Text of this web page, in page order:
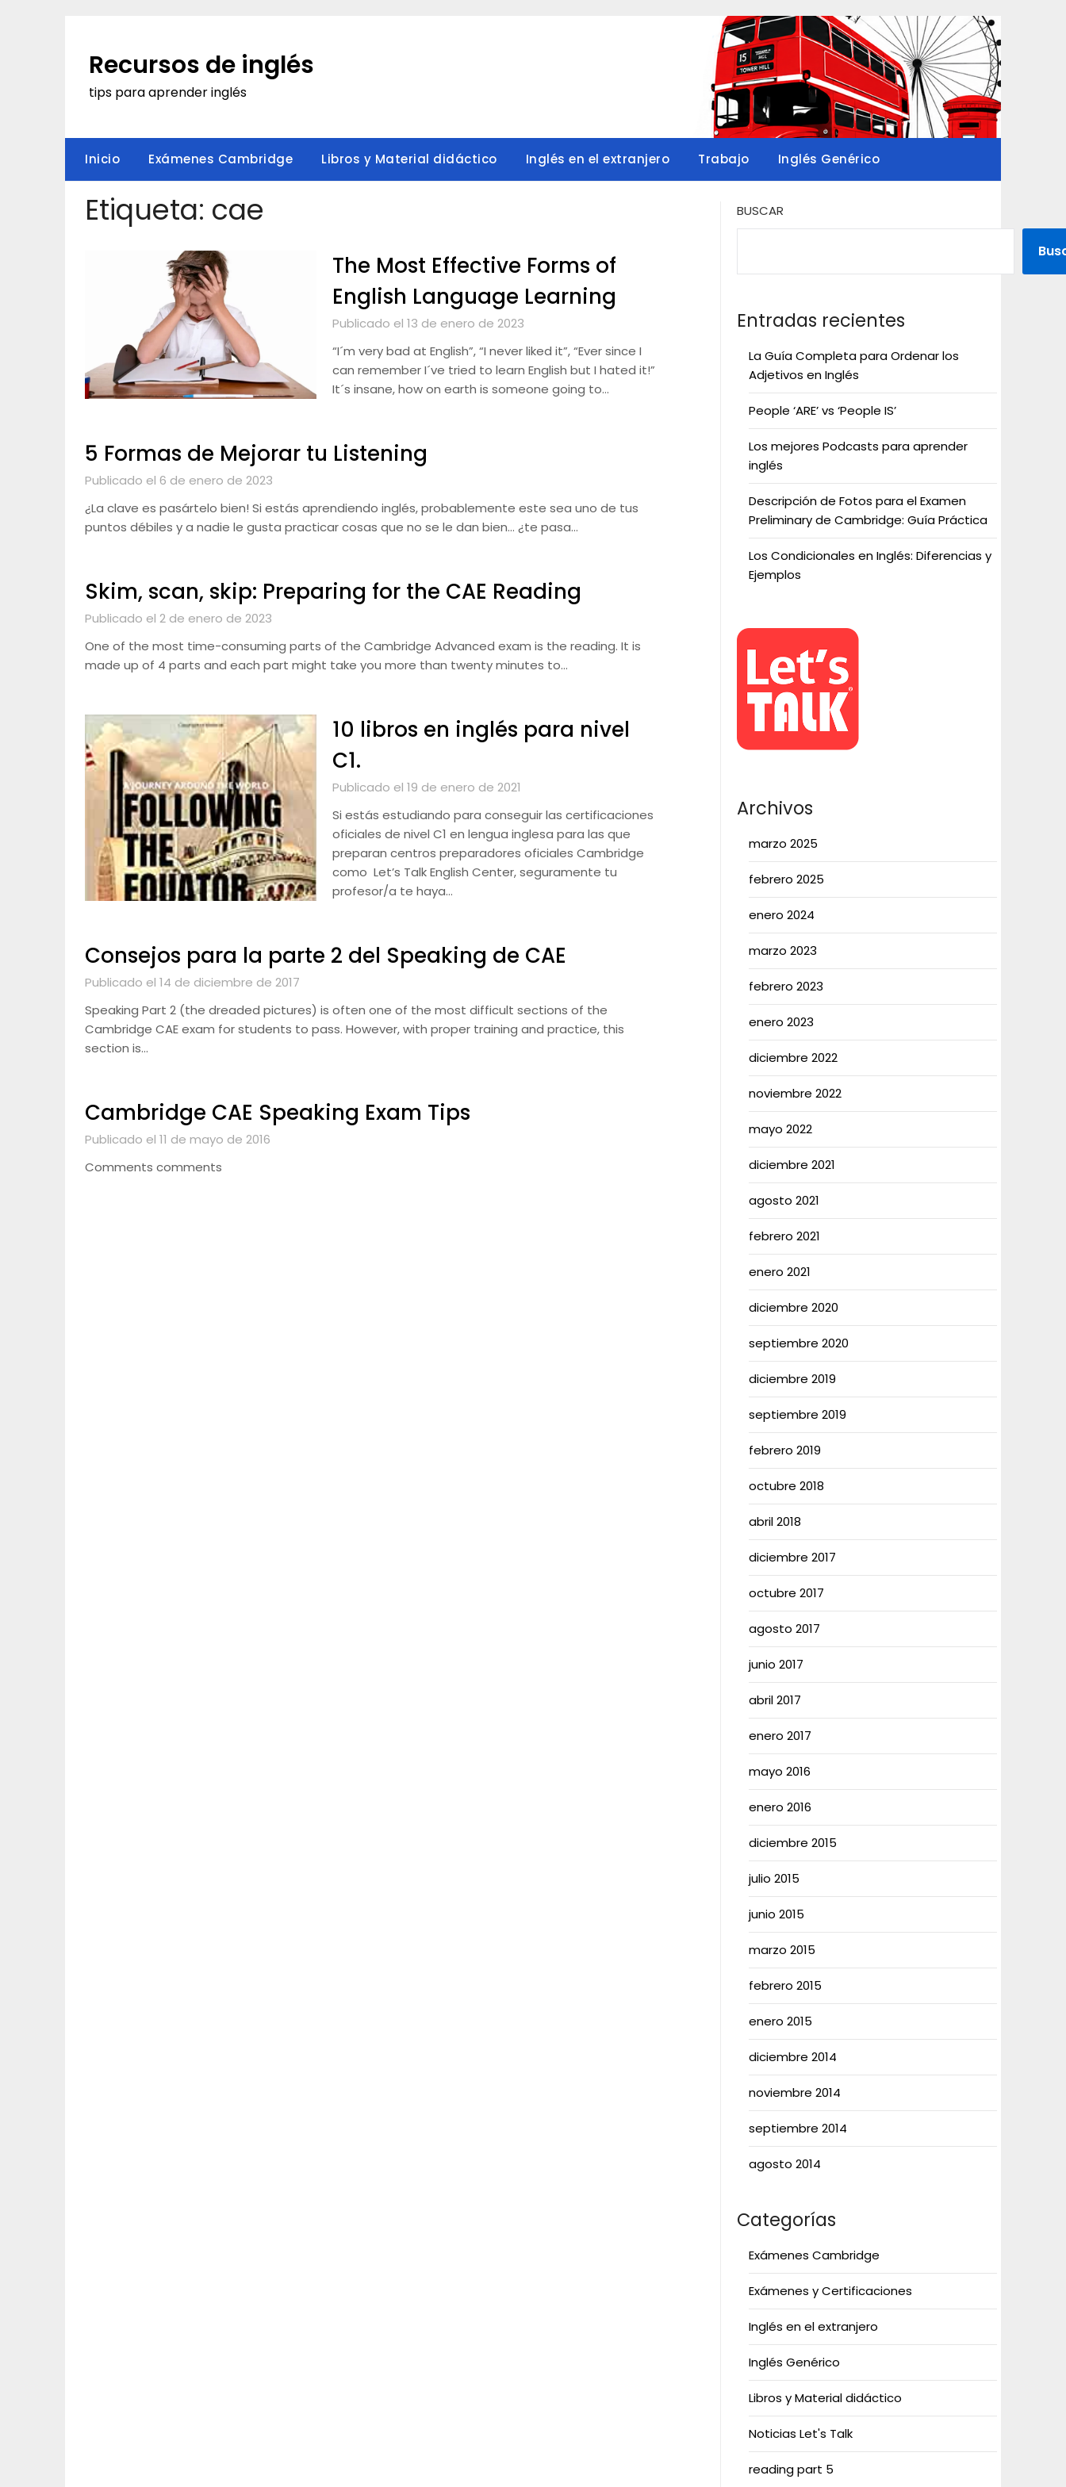
Recursos de inglés
tips para aprender inglés
Inicio Exámenes Cambridge Libros y Material didáctico Inglés en el extranjero Trabajo Inglés Genérico
Etiqueta: cae
The Most Effective Forms of
English Language Learning
Publicado el 13 de enero de 2023
“I´m very bad at English”, “I never liked it”, “Ever since I
can remember I´ve tried to learn English but I hated it!”
It´s insane, how on earth is someone going to…
5 Formas de Mejorar tu Listening
Publicado el 6 de enero de 2023
¿La clave es pasártelo bien! Si estás aprendiendo inglés, probablemente este sea uno de tus
puntos débiles y a nadie le gusta practicar cosas que no se le dan bien… ¿te pasa…
Skim, scan, skip: Preparing for the CAE Reading
Publicado el 2 de enero de 2023
One of the most time-consuming parts of the Cambridge Advanced exam is the reading. It is
made up of 4 parts and each part might take you more than twenty minutes to…
10 libros en inglés para nivel
C1.
Publicado el 19 de enero de 2021
Si estás estudiando para conseguir las certificaciones
oficiales de nivel C1 en lengua inglesa para las que
preparan centros preparadores oficiales Cambridge
como Let’s Talk English Center, seguramente tu
profesor/a te haya…
Consejos para la parte 2 del Speaking de CAE
Publicado el 14 de diciembre de 2017
Speaking Part 2 (the dreaded pictures) is often one of the most difficult sections of the
Cambridge CAE exam for students to pass. However, with proper training and practice, this
section is…
Cambridge CAE Speaking Exam Tips
Publicado el 11 de mayo de 2016
Comments comments
BUSCAR
Entradas recientes
La Guía Completa para Ordenar los
Adjetivos en Inglés
People ‘ARE’ vs ‘People IS’
Los mejores Podcasts para aprender
inglés
Descripción de Fotos para el Examen
Preliminary de Cambridge: Guía Práctica
Los Condicionales en Inglés: Diferencias y
Ejemplos
Archivos
marzo 2025
febrero 2025
enero 2024
marzo 2023
febrero 2023
enero 2023
diciembre 2022
noviembre 2022
mayo 2022
diciembre 2021
agosto 2021
febrero 2021
enero 2021
diciembre 2020
septiembre 2020
diciembre 2019
septiembre 2019
febrero 2019
octubre 2018
abril 2018
diciembre 2017
octubre 2017
agosto 2017
junio 2017
abril 2017
enero 2017
mayo 2016
enero 2016
diciembre 2015
julio 2015
junio 2015
marzo 2015
febrero 2015
enero 2015
diciembre 2014
noviembre 2014
septiembre 2014
agosto 2014
Categorías
Exámenes Cambridge
Exámenes y Certificaciones
Inglés en el extranjero
Inglés Genérico
Libros y Material didáctico
Noticias Let's Talk
reading part 5